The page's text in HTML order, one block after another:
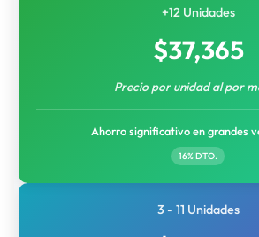
+12 Unidades
$37,365
Precio por unidad al por
Ahorro significativo en grandes
16% DTO.
3 - 11 Unidades